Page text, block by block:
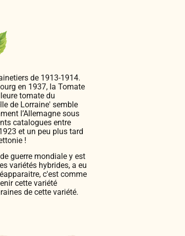
de 1913-1914.
en 1937, la Tomate
tomate du
de Lorraine' semble
l’Allemagne sous
catalogues entre
et un peu plus tard
!
guerre mondiale y est
variétés hybrides, a eu
c'est comme
cette variété
de cette variété.